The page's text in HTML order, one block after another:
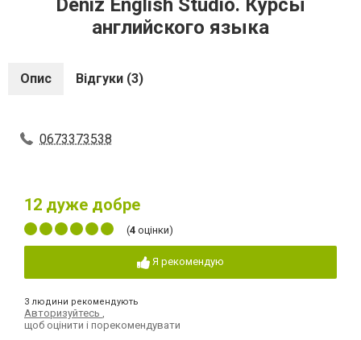
Deniz English Studio. Курсы
английского языка
Опис Відгуки (3)
0673373538
12 дуже добре
(4 оцінки)
Я рекомендую
3 людини рекомендують
Авторизуйтесь
щоб оцінити і порекомендувати